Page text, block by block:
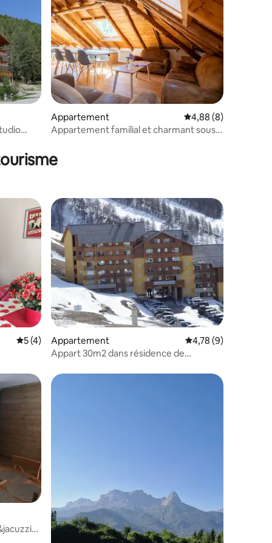
Appartement Évaluation moyenne
4,88 (8)
Appartement familial et charmant sous
Évaluation moyenne sur la base de 4 commentaires : 5 sur 5
5 (4) Appartement Évaluation
4,78 (9)
Appart 30m2 dans résidence de